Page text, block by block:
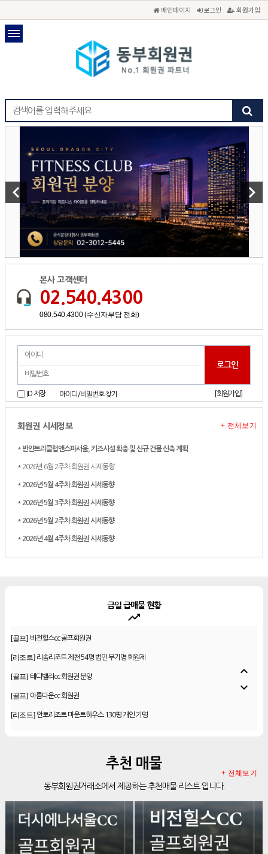
메인페이지 로그인 회원가입
keyboard_arrow_left keyboard_arrow_right
본사 고객센터
02.540.4300
080.540.4300 (수신자부담 전화)
ID 저장 아이디/비밀번호 찾기 [회원가입]
회원권 시세정보
* 반얀트리클럽앤스파서울, 키즈시설 확충 및 신규 건물 신축 계획
* 2026년 6월 2주차 회원권 시세동향
* 2026년 5월 4주차 회원권 시세동향
* 2026년 5월 3주차 회원권 시세동향
* 2026년 5월 2주차 회원권 시세동향
* 2026년 4월 4주차 회원권 시세동향
+ 전체보기
금일 급매물 현황
trending_up
[리조트]리솜리조트 제천 54평 법인 무기명 회원제
[골프]테디밸리cc 회원권 분양
[골프] 아름다운cc 회원권
[리조트]안토리조트 마운트하우스 130평 개인 기명
[리조트] 한화 안토 77평 등기 기명
소노 이그젝큐티브 회원제 무기명
소노호텔앤리조트 로얄 회원제 기명
소노호텔앤리조트 로얄 회원제 기명
[리조트]
[리조트]소노호텔앤리조트 골드 회원제 무기명
expand_less
expand_more
추천 매물
동부회원권거래소에서 제공하는 추천매물 리스트 입니다.
+ 전체보기